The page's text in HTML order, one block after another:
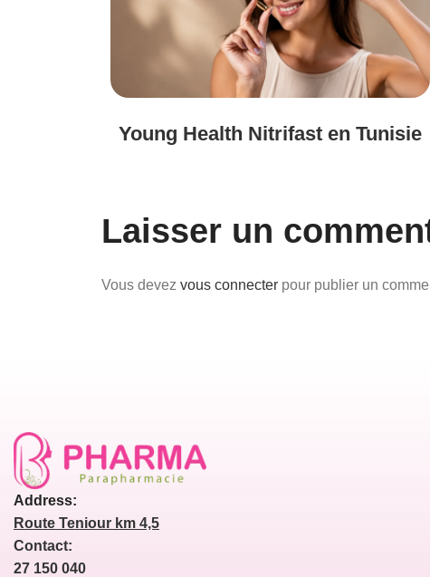
Young Health Nitrifast en Tunisie
Laisser un
Vous devez vous connecter pour publier un
Address:
Route Teniour km 4,5
Contact:
27 150 040